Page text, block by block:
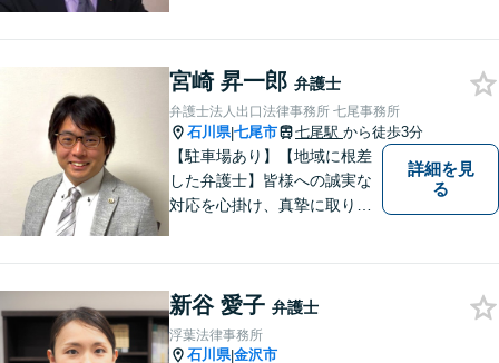
宮崎 昇一郎 弁護士
弁護士法人出口法律事務所 七尾事務所
石川県|七尾市 七尾駅 から徒歩3分
【駐車場あり】【地域に根差
した弁護士】皆様への誠実な
対応を心掛け、真摯に取り組
法的サービスを提供しており
ますので，どうぞ宜しくお願
い申し上げます。
詳細を見
る
新谷 愛子 弁護士
浮葉法律事務所
石川県|金沢市